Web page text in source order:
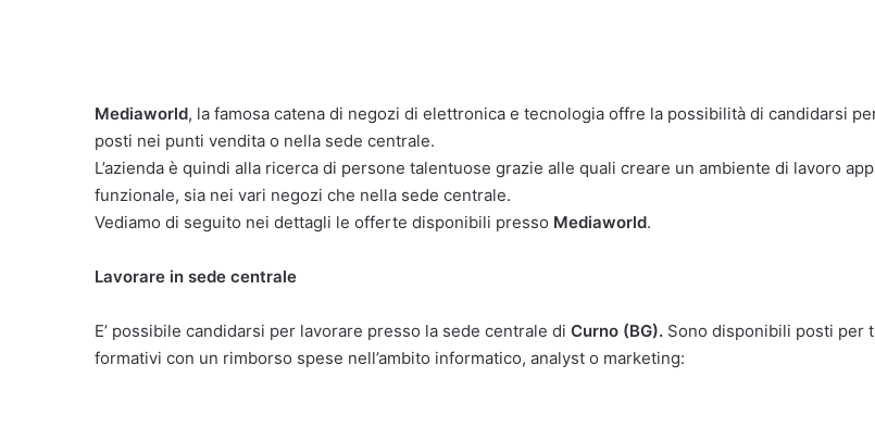
Mediaworld, la famosa catena di negozi di elettronica e tecnologia offre la possibilità di candidarsi
posti nei punti vendita o nella sede centrale.
L’azienda è quindi alla ricerca di persone talentuose grazie alle quali creare un ambiente di lavoro
funzionale, sia nei vari negozi che nella sede centrale.
Vediamo di seguito nei dettagli le offerte disponibili presso Mediaworld.
Lavorare in sede centrale
E’ possibile candidarsi per lavorare presso la sede centrale di Curno (BG). Sono disponibili posti per
formativi con un rimborso spese nell’ambito informatico, analyst o marketing: